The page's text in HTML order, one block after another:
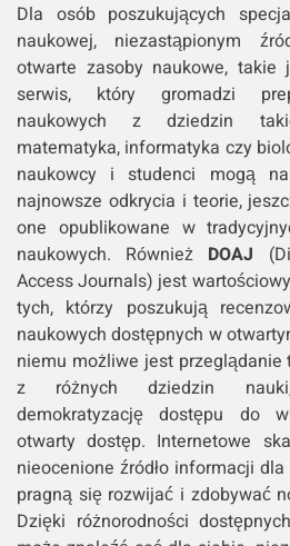
Dla osób poszukujących
naukowej, niezastąpionym
otwarte zasoby naukowe, takie
serwis, który gromadzi
naukowych z dziedzin
matematyka, informatyka czy
naukowcy i studenci mogą
najnowsze odkrycia i teorie,
one opublikowane w
naukowych. Również DOAJ
Access Journals) jest
tych, którzy poszukują
naukowych dostępnych w
niemu możliwe jest przeglądanie
z różnych dziedzin
demokratyzację dostępu do
otwarty dostęp. Internetowe
nieocenione źródło informacji
pragną się rozwijać i zdobywać
Dzięki różnorodności